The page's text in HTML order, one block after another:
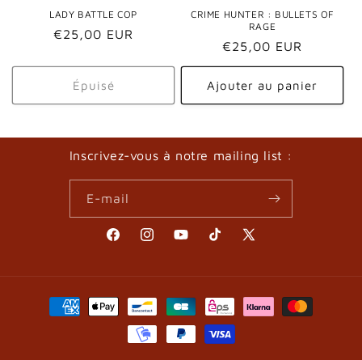
LADY BATTLE COP
Prix
€25,00 EUR
Épuisé
CRIME HUNTER : BULLETS OF
RAGE
Prix
habituel
€25,00 EUR
Ajouter au panier
Inscrivez-vous à notre mailing list :
E-mail
FacebookInstagramYouTubeTikTok X
Moyens